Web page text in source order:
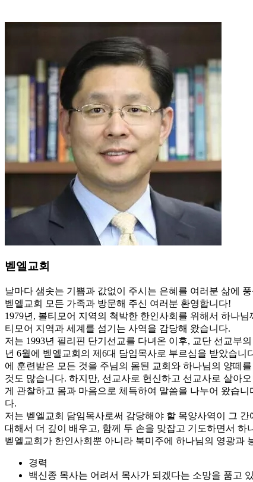
벧엘교회
날마다 샘솟는 기쁨과 값없이 주시는 은혜를 여러분 삶에
벧엘교회 모든 가족과 방문해 주신 여러분 환영합니다!
1979년, 볼티모어 지역의 척박한 한인사회를 위해서 하나
티모어 지역과 세계를 섬기는 사역을 감당해 왔습니다.
저는 1993년 필리핀 단기선교를 다녀온 이후, 교단 선교부
년 6월에 벧엘교회의 제6대 담임목사로 부르심을 받았습
에 훈련받은 모든 것을 주님의 몸된 교회와 하나님의 양떼
것도 많습니다. 하지만, 선교사로 헌신하고 선교사로 살아
게 관찰하고 몸과 마음으로 체득하여 말씀을 나누어 왔습
다.
저는 벧엘교회 담임목사로써 감당해야 할 목양사역이 그
대해서 더 깊이 배우고, 함께 두 손을 맞잡고 기도하면서
벧엘교회가 한인사회뿐 아니라 북미주에 하나님의 영광과
경력
백신종 목사는 어려서 목사가 되겠다는 소망을 품고